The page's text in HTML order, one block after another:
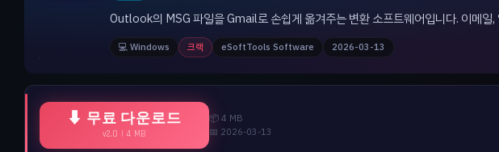
Outlook의 MSG 파일을 Gmail로 손쉽게 옮겨주는 변환 소프트웨어입니다. 이메일
💻 Windows 크랙 eSoftTools Software 2026-03-13
⬇ 무료 다운로드
v2.0 | 4 MB
📦 4 MB
📅 2026-03-13